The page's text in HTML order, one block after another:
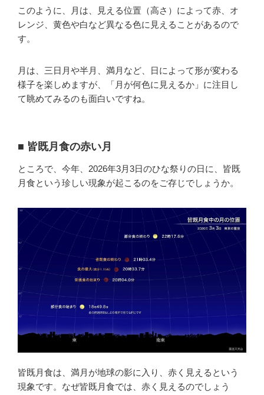
このように、月は、見える位置（高さ）によって赤、オ
レンジ、黄色や白など異なる色に見えることがあるので
す。
月は、三日月や半月、満月など、日によって形が変わる
様子を楽しめますが、「月が何色に見えるか」に注目し
て眺めてみるのも面白いですね。
■ 皆既月食の赤い月
ところで、今年、2026年3月3日のひな祭りの日に、皆既
月食という珍しい現象が起こるのをご存じでしょうか。
皆既月食は、満月が地球の影に入り、赤く見えるという
現象です。なぜ皆既月食では、赤く見えるのでしょう